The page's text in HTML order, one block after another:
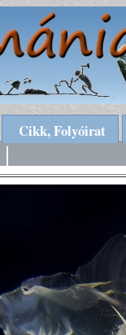
Cikk, Folyóirat